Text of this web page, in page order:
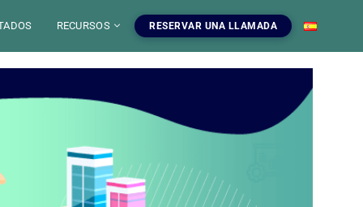
Nuestros servicios SEO
RECURSOS RESERVAR UNA LLAMADA